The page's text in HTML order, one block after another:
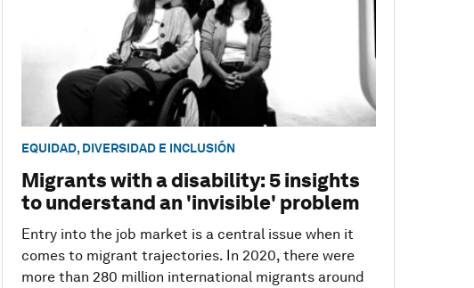
EQUIDAD, DIVERSIDAD E INCLUSIÓN
Migrants with a disability: 5 insights
to understand an 'invisible' problem
Entry into the job market is a central issue when it
comes to migrant trajectories. In 2020, there were
more than 280 million international migrants around